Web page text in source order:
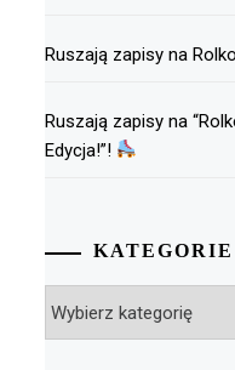
Ruszają zapisy na
Ruszają zapisy na
Edycja!”!
KATEGORIE